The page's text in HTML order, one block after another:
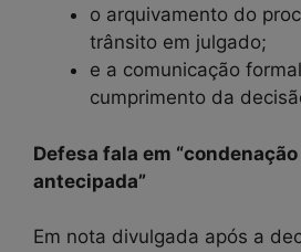
o arquivamento do
trânsito em julgado;
e a comunicação
cumprimento da
Defesa fala em
antecipada”
Em nota divulgada após a